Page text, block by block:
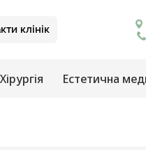
клінік
Хірургія Естетична